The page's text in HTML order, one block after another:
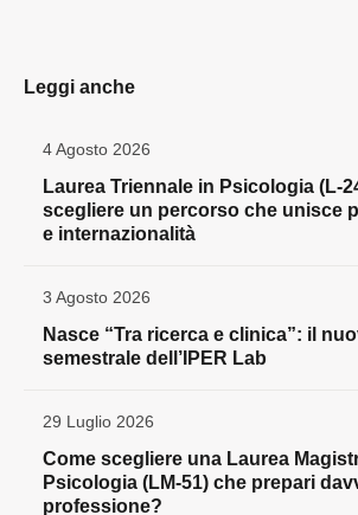
Leggi anche
4 Agosto 2026
Laurea Triennale in Psicologia (L-
scegliere un percorso che unisce
e internazionalità
3 Agosto 2026
Nasce “Tra ricerca e clinica”: il
semestrale dell’IPER Lab
29 Luglio 2026
Come scegliere una Laurea
Psicologia (LM-51) che prepari
professione?